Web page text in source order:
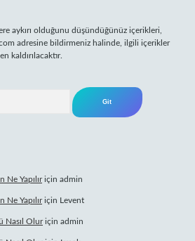
aykırı olduğunu düşündüğünüz içerikleri,
adresine bildirmeniz halinde, ilgili içerikler
kaldırılacaktır.
Ne Yapılıriçin admin
Ne Yapılıriçin Levent
Nasıl Oluriçin admin